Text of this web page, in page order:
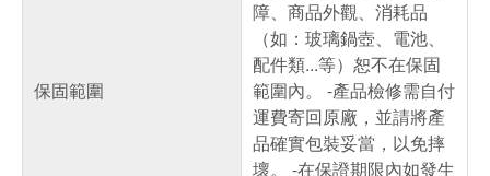
保固範圍
障、商品外觀、消耗品
（如：玻璃鍋壺、電池、
配件類...等）恕不在保固
範圍內。 -產品檢修需自付
運費寄回原廠，並請將產
品確實包裝妥當，以免摔
壞。 -在保證期限內如發生